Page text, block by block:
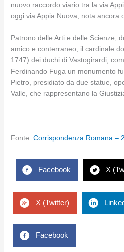
nuovo raccordo viario tra la via
oggi via Appia Nuova, nota ancora
Patrono delle Arti e delle Scienze,
amico e conterraneo, il cardinale
1747) dei duchi di Vastogirardi,
Ferdinando Fuga un monumento
Pietro, presidiato da due statue,
Valle, che rappresentano la
Fonte:Corrispondenza Romana –
Facebook X
X (Twitter)
Facebook